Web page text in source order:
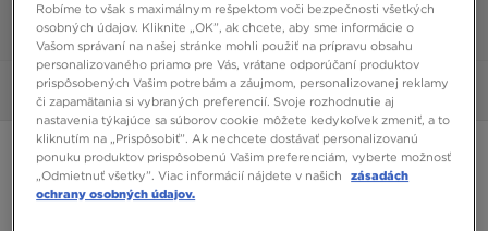
Obrázky 360°
FILA FX-100 MID
Robíme to však s maximálnym rešpektom voči bezpečnosti všetkých
osobných údajov. Kliknite „OK”, ak chcete, aby sme informácie o
Vašom správaní na našej stránke mohli použiť na prípravu obsahu
personalizovaného priamo pre Vás, vrátane odporúčaní produktov
prispôsobených Vašim potrebám a záujmom, personalizovanej reklamy
či zapamätania si vybraných preferencií. Svoje rozhodnutie aj
nastavenia týkajúce sa súborov cookie môžete kedykoľvek zmeniť, a to
kliknutím na „Prispôsobiť”. Ak nechcete dostávať personalizovanú
ponuku produktov prispôsobenú Vašim preferenciám, vyberte možnosť
„Odmietnuť všetky”. Viac informácií nájdete v našich
zásadách
ochrany osobných údajov.